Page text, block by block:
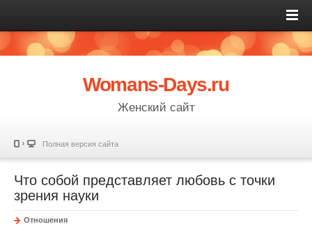
Womans-Days.ru
Женский сайт
Полная версия сайта
Что собой представляет любовь с точки
зрения науки
Отношения